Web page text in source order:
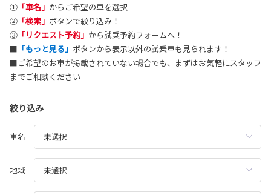
① 「車名」 からご希望の車を選択
② 「検索」 ボタンで絞り込み！
③ 「リクエスト予約」 から試乗予約フォームへ！
■ 「もっと見る」 ボタンから表示以外の試乗車も見られます！
■ご希望のお車が掲載されていない場合でも、まずはお気軽にスタッフ
までご相談ください
絞り込み
車名
地域